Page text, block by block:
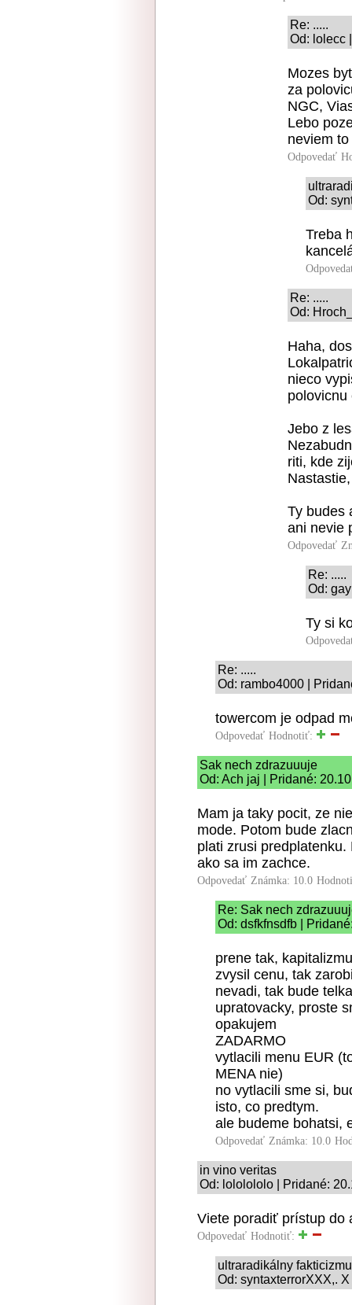
Re: .....
Od: lolecc
Mozes
za
NGC,
Lebo
neviem
Odpovedať
Od:
Treba
Re: .....
Od:
Haha,
nieco
polovicnu
Jebo z
riti, kde
Ty budes
ani nevie
Odpovedať
Re: .....
Od:
Ty si
Re: .....
Od: rambo4000 |
towercom je odpad
Odpovedať Hodnotiť:
Sak nech zdrazuuuje
Od: Ach jaj | Pridané:
Mam ja taky pocit, ze
mode. Potom bude
plati zrusi
ako sa im zachce.
Odpovedať Známka: 10.0
Re: Sak nech
Od: dsfkfnsdfb |
prene tak,
zvysil cenu, tak
nevadi, tak bude
upratovacky, proste
opakujem
ZADARMO
vytlacili menu EUR
MENA nie)
no vytlacili sme si,
isto, co predtym.
ale budeme bohatsi,
Odpovedať Známka: 10.0
in vino veritas
Od: lololololo | Pridané:
Viete poradiť prístup do
Odpovedať Hodnotiť:
ultraradikálny
Od: syntaxterrorXXX,.